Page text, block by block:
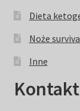
Dieta
Noże
Inne
Kontakt